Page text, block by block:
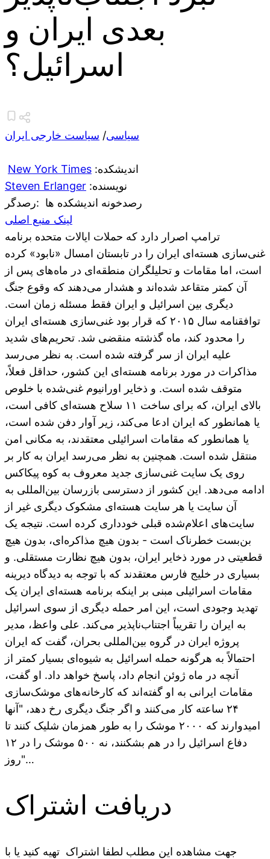
بعدی ایران و
اسرائیل؟
سیاسی/ سیاست خارجی ایران
New York Times :اندیشکده
Steven Erlanger :نویسنده
رصدخونه اندیشکده ها :رصدگر
لینک منبع اصلی
ترامپ اصرار دارد که حملات ایالات متحده برنامه
غنی‌سازی هسته‌ای ایران را در تابستان امسال «نابود» کرده
است، اما مقامات و تحلیلگران منطقه‌ای در ماه‌های پس از
آن کمتر متقاعد شده‌اند و هشدار می‌دهند که وقوع جنگ
دیگری بین اسرائیل و ایران فقط مسئله زمان است.
توافقنامه سال ۲۰۱۵ که قرار بود غنی‌سازی هسته‌ای ایران
را محدود کند، ماه گذشته منقضی شد. تحریم‌های شدید
علیه ایران از سر گرفته شده است. به نظر می‌رسد
مذاکرات در مورد برنامه هسته‌ای این کشور، حداقل فعلاً،
متوقف شده است. و ذخایر اورانیوم غنی‌شده با خلوص
بالای ایران، که برای ساخت ۱۱ سلاح هسته‌ای کافی است،
یا همانطور که ایران ادعا می‌کند، زیر آوار دفن شده است،
یا همانطور که مقامات اسرائیلی معتقدند، به مکانی امن
منتقل شده است. همچنین به نظر می‌رسد ایران به کار بر
روی یک سایت غنی‌سازی جدید معروف به کوه پیکاکس
ادامه می‌دهد. این کشور از دسترسی بازرسان بین‌المللی به
آن سایت یا هر سایت هسته‌ای مشکوک دیگری غیر از
سایت‌های اعلام‌شده قبلی خودداری کرده است. نتیجه یک
بن‌بست خطرناک است - بدون هیچ مذاکره‌ای، بدون هیچ
قطعیتی در مورد ذخایر ایران، بدون هیچ نظارت مستقلی. و
بسیاری در خلیج فارس معتقدند که با توجه به دیدگاه دیرینه
مقامات اسرائیلی مبنی بر اینکه برنامه هسته‌ای ایران یک
تهدید وجودی است، این امر حمله دیگری از سوی اسرائیل
به ایران را تقریباً اجتناب‌ناپذیر می‌کند. علی واعظ، مدیر
پروژه ایران در گروه بین‌المللی بحران، گفت که ایران
احتمالاً به هرگونه حمله اسرائیل به شیوه‌ای بسیار کمتر از
آنچه در ماه ژوئن انجام داد، پاسخ خواهد داد. او گفت،
مقامات ایرانی به او گفته‌اند که کارخانه‌های موشک‌سازی
۲۴ ساعته کار می‌کنند و اگر جنگ دیگری رخ دهد، "آنها
امیدوارند که ۲۰۰۰ موشک را به طور همزمان شلیک کنند تا
دفاع اسرائیل را در هم بشکنند، نه ۵۰۰ موشک را در ۱۲
روز"…
دریافت اشتراک
جهت مشاهده این مطلب لطفا اشتراک تهیه کنید یا با